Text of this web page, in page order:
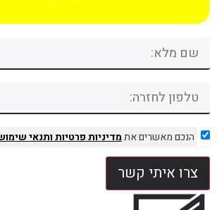
הנכם מאשרים אתמדיניות פרטיותותנאי שימוש
צרו איתי קשר